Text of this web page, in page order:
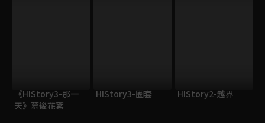
《HIStory3-那一
天》幕後花絮
HIStory3-圈套 HIStory2-越界